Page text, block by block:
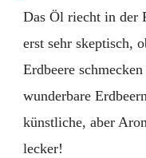
Das Öl riecht in der
erst sehr skeptisch,
Erdbeere
wunderbare
künstliche, aber
lecker!